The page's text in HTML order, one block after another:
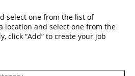
select one from the list of
location and select one from the
click “Add” to create your job